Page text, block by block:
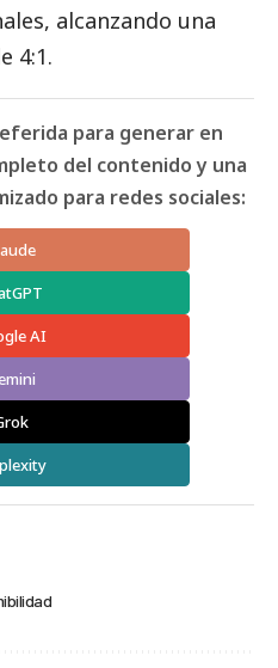
alcanzando una
4:1.
para generar en
del contenido y una
para redes sociales:
AI